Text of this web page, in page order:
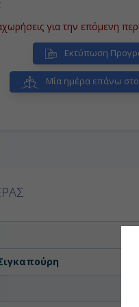
για την επόμενη
Εκτύπωση
Μία ημέρα επάνω